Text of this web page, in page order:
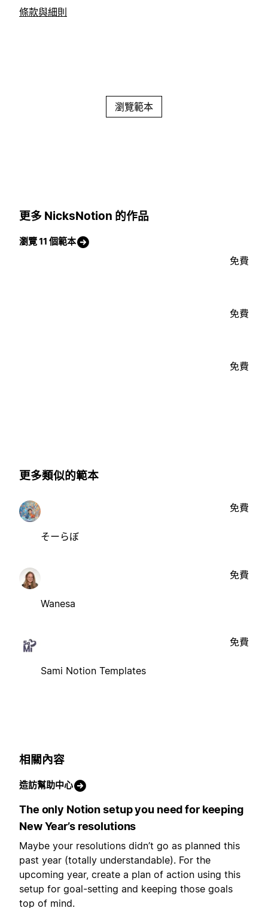
條款與細則
瀏覽範本
更多 NicksNotion 的作品
瀏覽 11 個範本
免費
免費
免費
更多類似的範本
そーらぼ
免費
Wanesa
免費
Sami Notion Templates
免費
相關內容
造訪幫助中心
The only Notion setup you need for keeping
New Year’s resolutions
Maybe your resolutions didn’t go as planned this
past year (totally understandable). For the
upcoming year, create a plan of action using this
setup for goal-setting and keeping those goals
top of mind.